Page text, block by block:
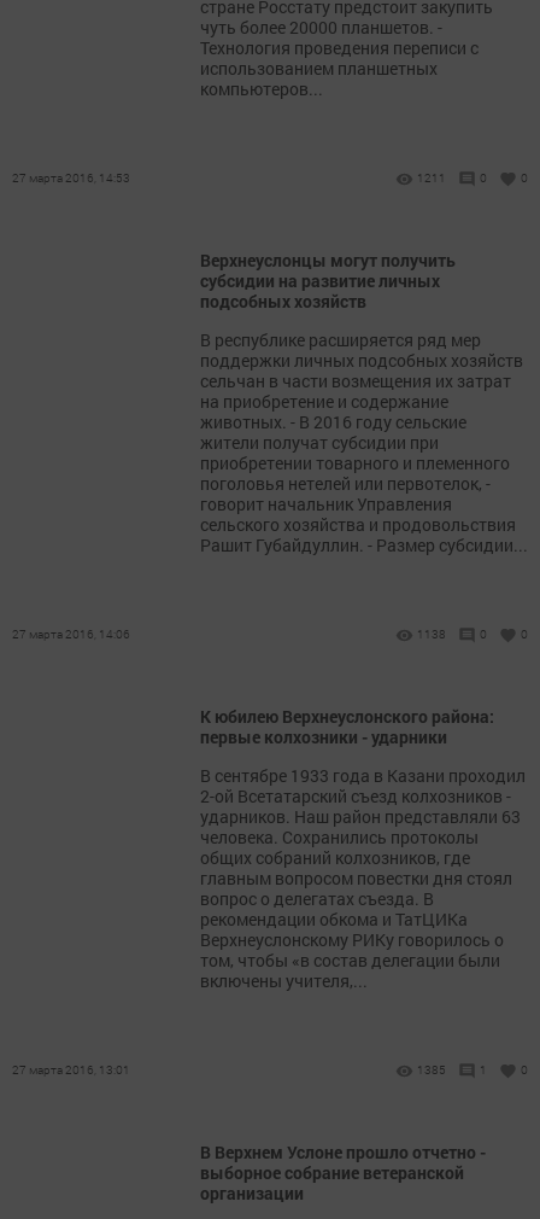
стране Росстату предстоит закупить
чуть более 20000 планшетов. -
Технология проведения переписи с
использованием планшетных
компьютеров...
27 марта 2016, 14:53 1211 0 0
Верхнеуслонцы могут получить
субсидии на развитие личных
подсобных хозяйств
В республике расширяется ряд мер
поддержки личных подсобных хозяйств
сельчан в части возмещения их затрат
на приобретение и содержание
животных. - В 2016 году сельские
жители получат субсидии при
приобретении товарного и племенного
поголовья нетелей или первотелок, -
говорит начальник Управления
сельского хозяйства и продовольствия
Рашит Губайдуллин. - Размер субсидии...
27 марта 2016, 14:06 1138 0 0
К юбилею Верхнеуслонского района:
первые колхозники - ударники
В сентябре 1933 года в Казани проходил
2-ой Всетатарский съезд колхозников -
ударников. Наш район представляли 63
человека. Сохранились протоколы
общих собраний колхозников, где
главным вопросом повестки дня стоял
вопрос о делегатах съезда. В
рекомендации обкома и ТатЦИКа
Верхнеуслонскому РИКу говорилось о
том, чтобы «в состав делегации были
включены учителя,...
27 марта 2016, 13:01 1385 1 0
В Верхнем Услоне прошло отчетно -
выборное собрание ветеранской
организации